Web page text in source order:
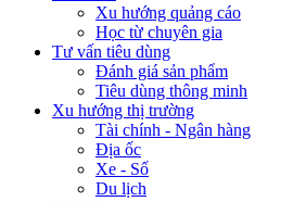
Xu hướng quảng cáo
Học từ chuyên gia
Tư vấn tiêu dùng
Đánh giá sản phẩm
Tiêu dùng thông minh
Xu hướng thị trường
Tài chính - Ngân hàng
Địa ốc
Xe - Số
Du lịch